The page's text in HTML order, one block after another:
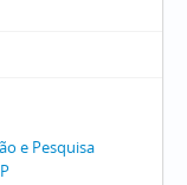
e Pesquisa